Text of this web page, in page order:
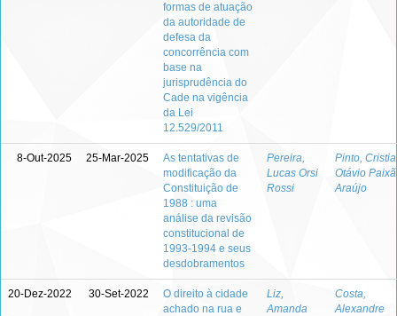
formas de atuação
da autoridade de
defesa da
concorrência com
base na
jurisprudência do
Cade na vigência
da Lei
12.529/2011
8-Out-2025 25-Mar-2025
As tentativas de
modificação da
Constituição de
1988 : uma
análise da revisão
constitucional de
1993-1994 e seus
desdobramentos
Pereira,
Lucas Orsi
Rossi
Pinto,
Otávio
Araújo
20-Dez-2022 30-Set-2022
O direito à cidade
achado na rua e
Liz,
Amanda
Costa,
Alexandre